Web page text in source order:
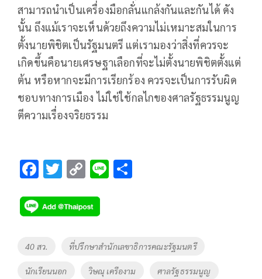
สามารถนำเป็นเครื่องมือกลั่นแกล้งกันและกันได้ ดัง
นั้น ถึงแม้เราจะเห็นด้วยถึงความไม่เหมาะสมในการ
ตั้งนายพิชิตเป็นรัฐมนตรี แต่เรามองว่าสิ่งที่ควรจะ
เกิดขึ้นคือนายเศรษฐาเลือกที่จะไม่ตั้งนายพิชิตตั้งแต่
ต้น หรือหากจะมีการเรียกร้อง ควรจะเป็นการรับผิด
ชอบทางการเมือง ไม่ใช่ใช้กลไกของศาลรัฐธรรมนูญ
ตีความเรื่องจริยธรรม
F
e
b
o
o
T
tt
er
C
p
y
Li
n
Li
Tags
40 สว. ที่ปรึกษาสำนักเลขาธิการคณะรัฐมนตรี
นักเรียนนอก วิษณุ เครืองาม ศาลรัฐธรรมนูญ